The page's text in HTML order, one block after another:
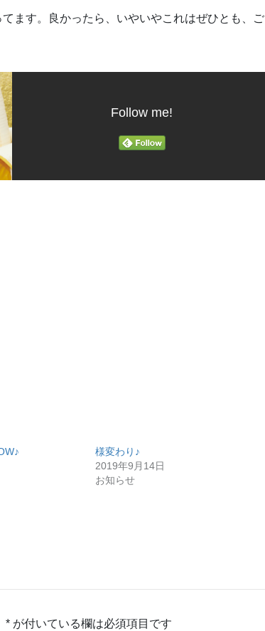
ます。良かったら、いやいやこれはぜひとも、ご
Follow me!
様変わり♪
2019年9月14日
お知らせ
* が付いている欄は必須項目です